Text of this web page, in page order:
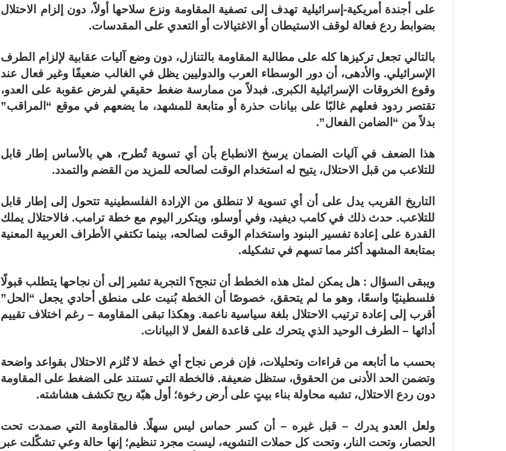
على أجندة أمريكية-إسرائيلية تهدف إلى تصفية المقاومة ونزع سلاحها أولاً، دون إلزام الاحتلال
بضوابط ردع فعالة لوقف الاستيطان أو الاغتيالات أو التعدي على المقدسات.
بالتالي تجعل تركيزها كله على مطالبة المقاومة بالتنازل، دون وضع آليات عقابية لإلزام الطرف
الإسرائيلي.والأدهى، أن دور الوسطاء العرب والدوليين يظل في الغالب ضعيفًا وغير فعال عند
وقوع الخروقات الإسرائيلية الكبرى. فبدلاً من ممارسة ضغط حقيقي لفرض عقوبة على العدو،
تقتصر ردود فعلهم غالبًا على بيانات حذرة أو متابعة للمشهد، ما يضعهم في موقع “المراقب”
بدلاً من “الضامن الفعال”.
هذا الضعف في آليات الضمان يرسخ الانطباع بأن أي تسوية تُطرح، هي بالأساس إطار قابل
للتلاعب من قبل الاحتلال، يتيح له استخدام الوقت لصالحه للمزيد من القضم والتمدد.
التاريخ القريب يدل على أن أي تسوية لا تنطلق من الإرادة الفلسطينية تتحول إلى إطار قابل
للتلاعب. حدث ذلك في كامب ديفيد، وفي أوسلو، ويتكرر اليوم مع خطة ترامب. فالاحتلال يملك
القدرة على إعادة تفسير البنود واستخدام الوقت لصالحه، بينما تكتفي الأطراف العربية المعنية
بمتابعة المشهد أكثر مما تسهم في تشكيله.
ويبقى السؤال : هل يمكن لمثل هذه الخطط أن تنجح؟ التجربة تشير إلى أن نجاحها يتطلب قبولًا
فلسطينيًا واسعًا، وهو ما لم يتحقق، خصوصًا أن الخطة بُنيت على منطق أحادي يجعل “الحل”
أقرب إلى إعادة ترتيب الاحتلال بلغة سياسية ناعمة. وهكذا تبقى المقاومة – رغم اختلاف تقييم
أدائها – الطرف الوحيد الذي يتحرك على قاعدة الفعل لا البيانات.
بحسب ما أتابعه من قراءات وتحليلات، فإن فرص نجاح أي خطة لا تُلزم الاحتلال بقواعد واضحة
وتضمن الحد الأدنى من الحقوق، ستظل ضعيفة. فالخطة التي تستند على الضغط على المقاومة
دون ردع الاحتلال، تشبه محاولة بناء بيتٍ على أرض رخوة؛ أول هبّة ريح تكشف هشاشته.
ولعل العدو يدرك – قبل غيره – أن كسر حماس ليس سهلًا. فالمقاومة التي صمدت تحت
الحصار، وتحت النار، وتحت كل حملات التشويه، ليست مجرد تنظيم؛ إنها حالة وعي تشكّلت عبر